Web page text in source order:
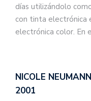
días utilizándolo
con tinta electrónica
electrónica color. En
NICOLE
2001